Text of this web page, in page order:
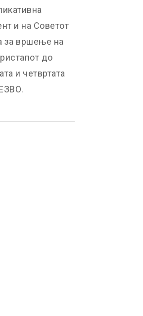
и на Советот
за вршење на
до
и четвртата